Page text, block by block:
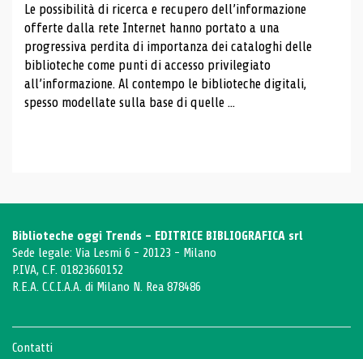
Le possibilità di ricerca e recupero dell’informazione
offerte dalla rete Internet hanno portato a una
progressiva perdita di importanza dei cataloghi delle
biblioteche come punti di accesso privilegiato
all’informazione. Al contempo le biblioteche digitali,
spesso modellate sulla base di quelle ...
Biblioteche oggi Trends - EDITRICE BIBLIOGRAFICA srl
Sede legale: Via Lesmi 6 - 20123 - Milano
P.IVA, C.F. 01823660152
R.E.A. C.C.I.A.A. di Milano N. Rea 878486
Contatti